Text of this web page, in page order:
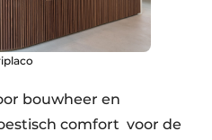
bouwheer en
comfort voor de